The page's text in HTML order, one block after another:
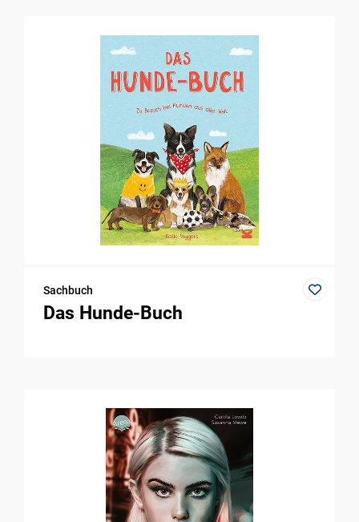
Sachbuch
Das Hunde-Buch